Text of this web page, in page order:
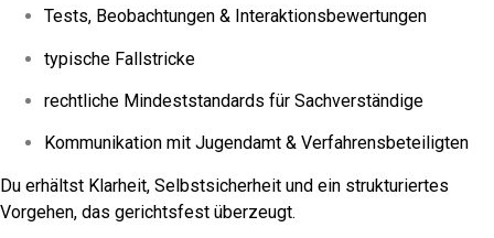
Tests, Beobachtungen & Interaktionsbewertungen
typische Fallstricke
rechtliche Mindeststandards für Sachverständige
Kommunikation mit Jugendamt & Verfahrensbeteiligten
Du erhältst Klarheit, Selbstsicherheit und ein strukturiertes
Vorgehen, das gerichtsfest überzeugt.